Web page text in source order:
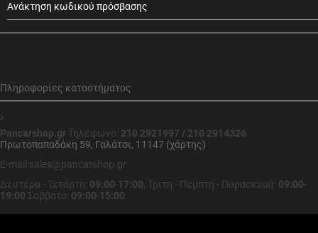
Ανάκτηση κωδικού πρόσβασης
Πληροφορίες καταστήματος
Pancarshop.gr Τηλέφωνο: 210 2921997 / 210 2914326
Πρωτοπαπαδάκη 59, Γαλάτσι, 11147 (χάρτης)
E-mail:sales@pancarshop.gr
Δευτέρα - Τετάρτη: 09:00-17:00, Τρίτη - Πέμπτη - Παρασκευή: 09:00-
19:00 Σάββατο: 09:00-15:00